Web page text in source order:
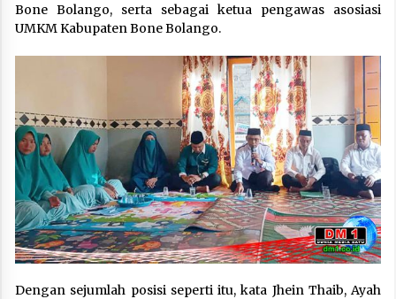
Bone Bolango, serta sebagai ketua pengawas asosiasi
UMKM Kabupaten Bone Bolango.
Dengan sejumlah posisi seperti itu, kata Jhein Thaib, Ayah